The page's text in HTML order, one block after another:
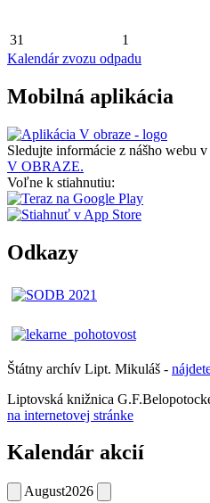
31 1
Kalendár zvozu odpadu
Mobilná aplikácia
Sledujte informácie z nášho webu v
V OBRAZE.
Voľne k stiahnutiu:
Odkazy
Štátny archív Lipt. Mikuláš -
Liptovská knižnica
na internetovej stránke
Kalendár akcií
August2026